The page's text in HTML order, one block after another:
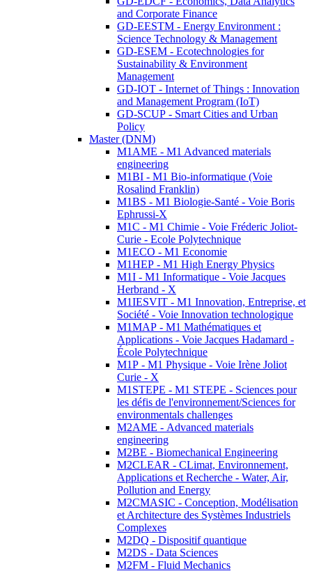
and Corporate Finance
GD-EESTM - Energy Environment :
Science Technology & Management
GD-ESEM - Ecotechnologies for
Sustainability & Environment
Management
GD-IOT - Internet of Things : Innovation
and Management Program (IoT)
GD-SCUP - Smart Cities and Urban
Policy
Master (DNM)
M1AME - M1 Advanced materials
engineering
M1BI - M1 Bio-informatique (Voie
Rosalind Franklin)
M1BS - M1 Biologie-Santé - Voie Boris
Ephrussi-X
M1C - M1 Chimie - Voie Fréderic Joliot-
Curie - Ecole Polytechnique
M1ECO - M1 Economie
M1HEP - M1 High Energy Physics
M1I - M1 Informatique - Voie Jacques
Herbrand - X
M1IESVIT - M1 Innovation, Entreprise, et
Société - Voie Innovation technologique
M1MAP - M1 Mathématiques et
Applications - Voie Jacques Hadamard -
École Polytechnique
M1P - M1 Physique - Voie Irène Joliot
Curie - X
M1STEPE - M1 STEPE - Sciences pour
les défis de l'environnement/Sciences for
environmentals challenges
M2AME - Advanced materials
engineering
M2BE - Biomechanical Engineering
M2CLEAR - CLimat, Environnement,
Applications et Recherche - Water, Air,
Pollution and Energy
M2CMASIC - Conception, Modélisation
et Architecture des Systèmes Industriels
Complexes
M2DQ - Dispositif quantique
M2DS - Data Sciences
M2FM - Fluid Mechanics